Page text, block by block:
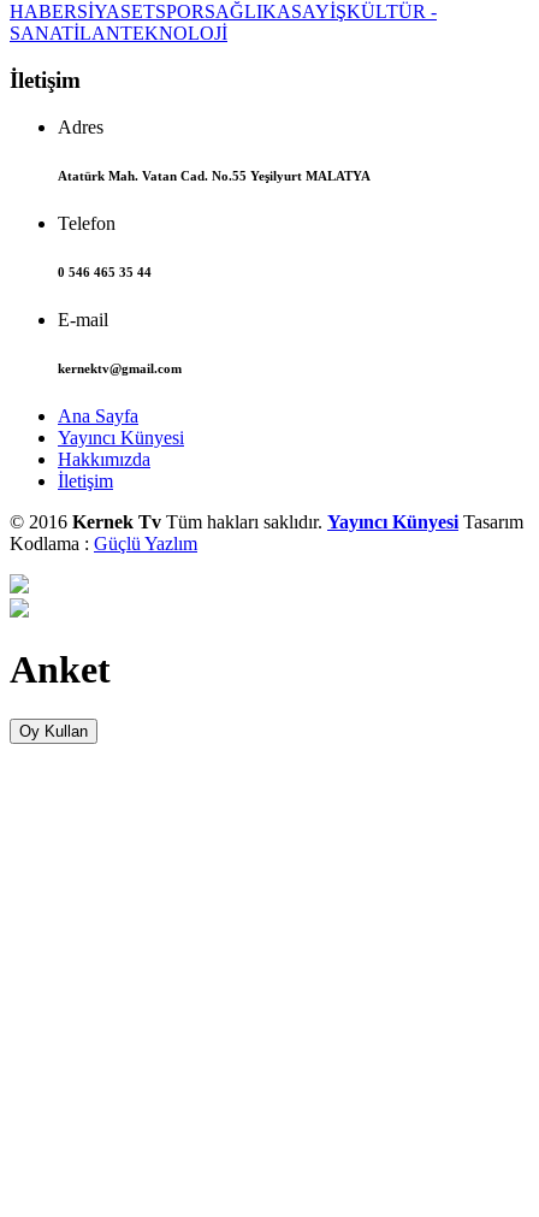
HABERSİYASETSPORSAĞLIKASAYİŞKÜLTÜR -
SANATİLANTEKNOLOJİ
İletişim
Adres
Atatürk Mah. Vatan Cad. No.55 Yeşilyurt MALATYA
Telefon
0 546 465 35 44
E-mail
kernektv@gmail.com
Ana Sayfa
Yayıncı Künyesi
Hakkımızda
İletişim
© 2016 Kernek Tv Tüm hakları saklıdır. Yayıncı Künyesi Tasarım
Kodlama : Güçlü Yazlım
Anket